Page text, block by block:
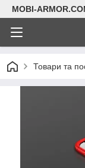
MOBI-
Товари та